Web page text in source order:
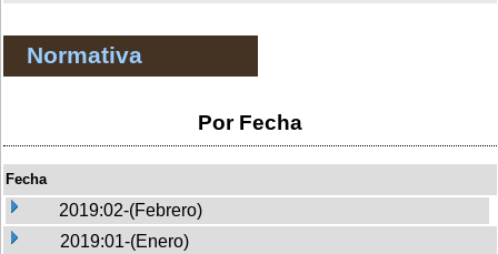
Normativa
Por Fecha
Fecha
2019:02-(Febrero)
2019:01-(Enero)